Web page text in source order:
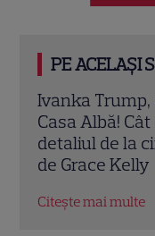
PE ACELAȘI
Cât costă
Trump la cina
amețitoare
Citește mai multe